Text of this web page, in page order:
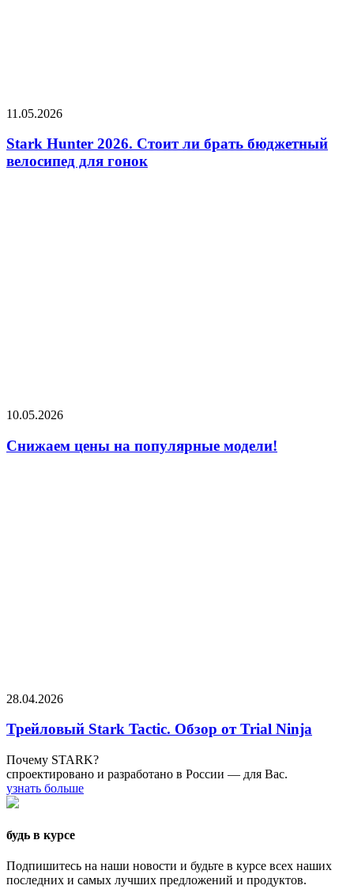
11.05.2026
Stark Hunter 2026. Стоит ли брать бюджетный
велосипед для гонок
10.05.2026
Снижаем цены на популярные модели!
28.04.2026
Трейловый Stark Tactic. Обзор от Trial Ninja
Почему STARK?
спроектировано и разработано в России — для Вас.
узнать больше
будь в курсе
Подпишитесь на наши новости и будьте в курсе всех наших
последних и самых лучших предложений и продуктов.